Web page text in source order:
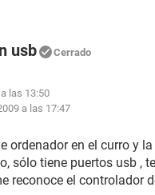
usb Cerrado
las 13:50
a las 17:47
ordenador en el curro y
sólo tiene puertos usb ,
reconoce el controlador